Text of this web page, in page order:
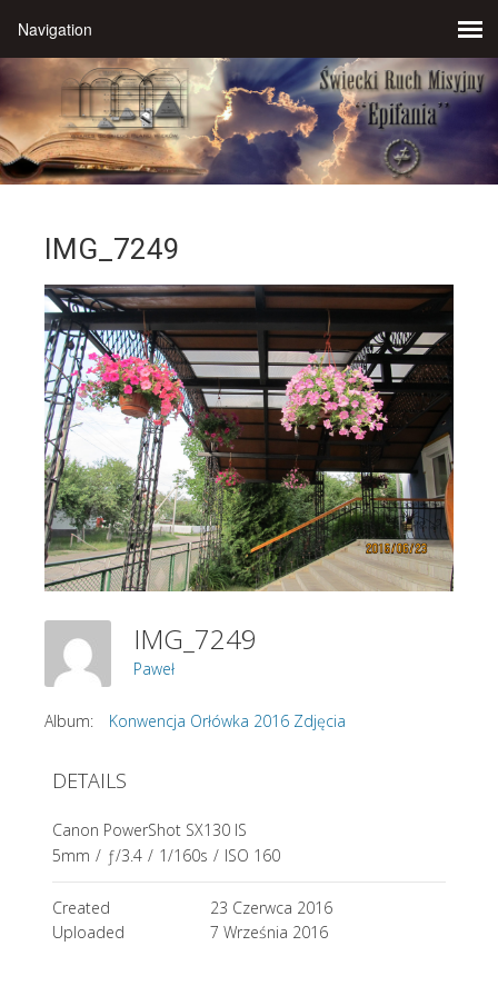
IMG_7249
IMG_7249
Paweł
Album: Konwencja Orłówka 2016 Zdjęcia
DETAILS
Canon PowerShot SX130 IS
5mm / ƒ/3.4 / 1/160s / ISO 160
Created
23 Czerwca 2016
Uploaded
7 Września 2016